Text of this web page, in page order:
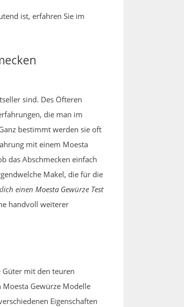
ist, erfahren Sie im
sind. Des Öfteren
die man im
bestimmt werden sie oft
mit einem Moesta
das Abschmecken einfach
Makel, die für die
einen Moesta Gewürze Test
handvoll weiterer
Güter mit den teuren
Gewürze Modelle
Eigenschaften